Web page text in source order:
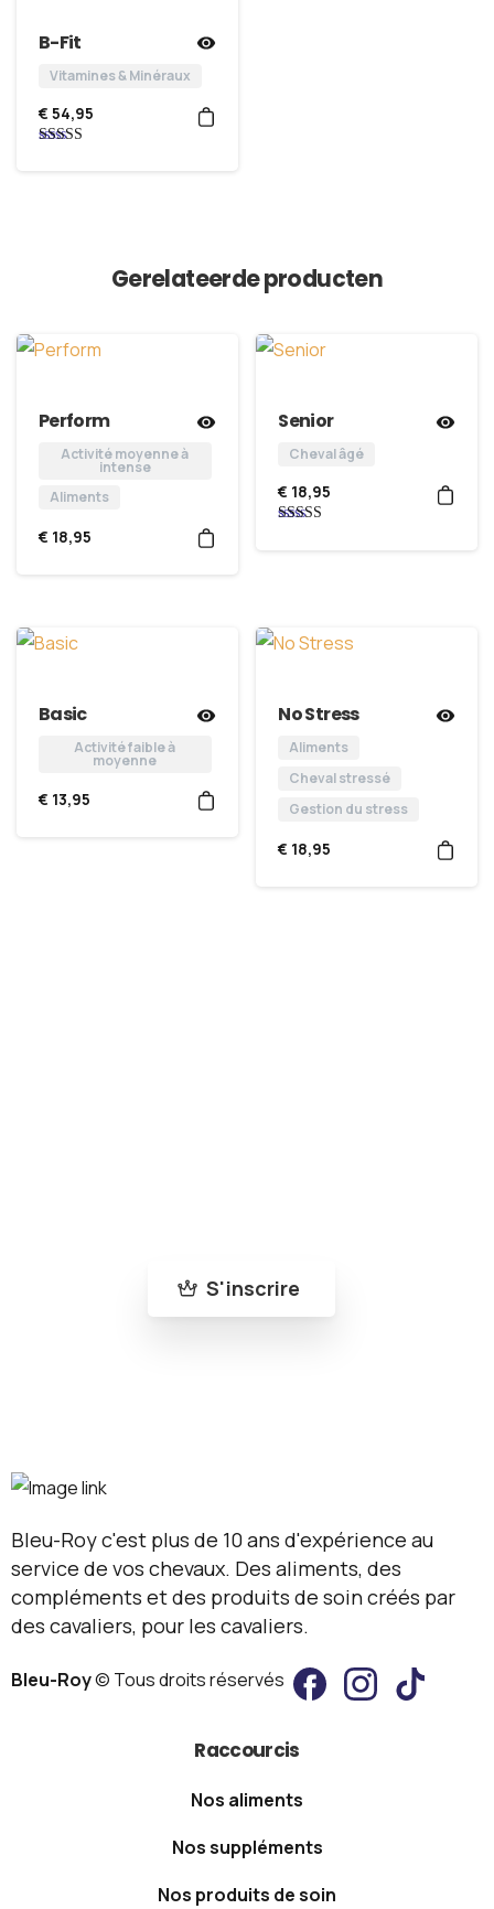
B-Fit
Vitamines & Minéraux
€ 54,95
Gerelateerde producten
Perform
Activité moyenne à
intense
Aliments
€ 18,95
Senior
Cheval âgé
€ 18,95
Basic
Activité faible à
moyenne
€ 13,95
No Stress
Aliments
Cheval stressé
Gestion du stress
€ 18,95
S'inscrire
Raccourcis
Nos aliments
Nos suppléments
Nos produits de soin